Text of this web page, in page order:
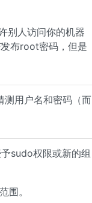
别人访问你的机器
发布root密码，但是
用户名和密码（而
sudo权限或新的组
围。